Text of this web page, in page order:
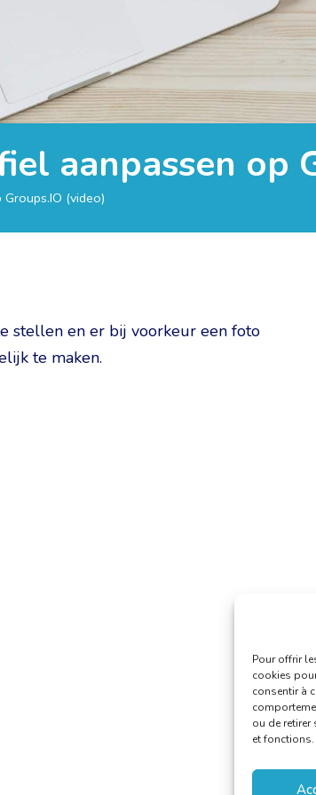
Pour offrir
cookies
consentir à
ou de
et fonctions.
aanpassen op
(video)
stellen en er bij voorkeur een foto
te maken.